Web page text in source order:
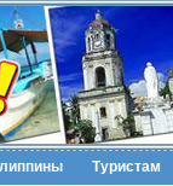
Туристам